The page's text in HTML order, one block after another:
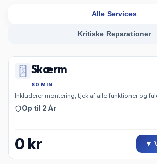
Alle Services
Kritiske Reparationer
Skærm
60 MIN
Inkluderer montering, tjek af alle funktioner og
Op til 2 År
0 kr ▼